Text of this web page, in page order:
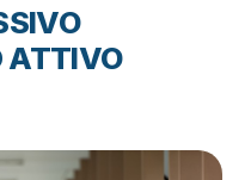
ATTIVO